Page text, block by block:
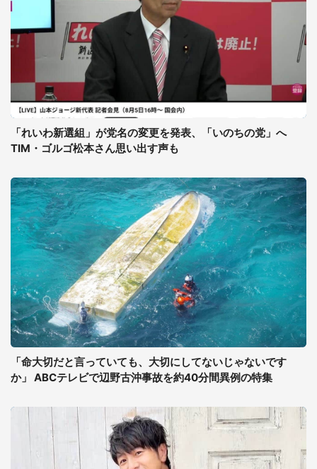
「れいわ新選組」が党名の変更を発表、「いのちの党」へ
TIM・ゴルゴ松本さん思い出す声も
「命大切だと言っていても、大切にしてないじゃないです
か」 ABCテレビで辺野古沖事故を約40分間異例の特集